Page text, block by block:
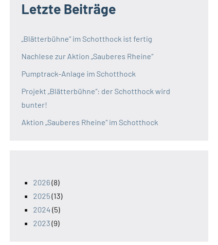
Letzte Beiträge
„Blätterbühne“ im Schotthock ist fertig
Nachlese zur Aktion „Sauberes Rheine“
Pumptrack-Anlage im Schotthock
Projekt „Blätterbühne“: der Schotthock wird
bunter!
Aktion „Sauberes Rheine“ im Schotthock
2026(8)
2025(13)
2024 (5)
2023(9)